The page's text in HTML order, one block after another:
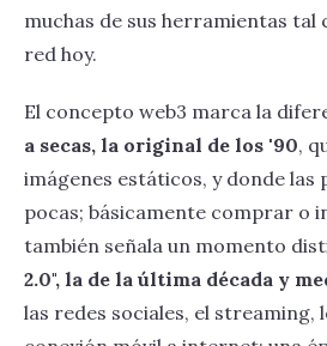
muchas de sus herramientas tal
red hoy.
El concepto web3 marca la
a secas, la original de los '90,
imágenes estáticos, y donde las
pocas; básicamente comprar o
también señala un momento
2.0", la de la última década y
las redes sociales, el streaming,